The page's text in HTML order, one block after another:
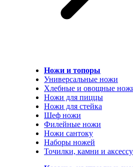
Ножи и топоры
Универсальные ножи
Хлебные и овощные
Ножи для пиццы
Ножи для стейка
Шеф ножи
Филейные ножи
Ножи сантоку
Наборы ножей
Точилки, камни и